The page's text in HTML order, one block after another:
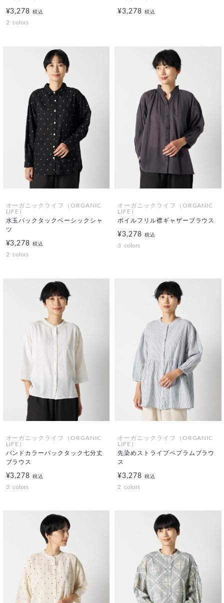
¥3,278税込
2 colors
¥3,278 税込
オーガニックライフ（ORGANIC
LIFE）
水玉バックタックベーシックシャ
ツ
¥3,278税込
2 colors
オーガニックライフ（ORGANIC
LIFE）
ボイルフリル襟ギャザーブラウス
¥3,278 税込
3 colors
オーガニックライフ（ORGANIC
LIFE）
バンドカラーバックタック七分丈
ブラウス
¥3,278税込
3 colors
オーガニックライフ（ORGANIC
LIFE）
先染めストライプペプラムブラウ
ス
¥3,278 税込
2 colors